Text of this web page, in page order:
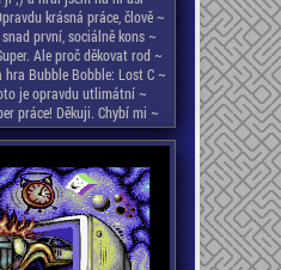
krásná práce, člově ~
první, sociálně kons ~
Ale proč děkovat rod ~
Bubble Bobble: Lost C ~
je opravdu utlimátní ~
práce! Děkuji. Chybí mi ~